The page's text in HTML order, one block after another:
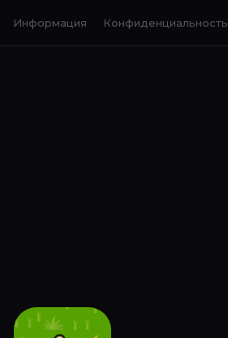
Информация Конфиденциальность